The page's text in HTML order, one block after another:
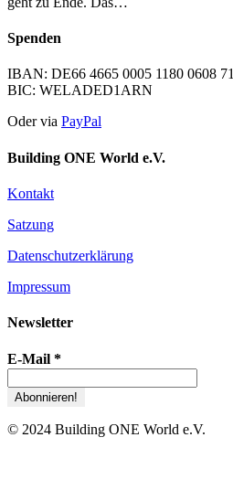
Spenden
IBAN: DE66 4665 0005 1180 0608 71
BIC: WELADED1ARN
Oder via PayPal
Building ONE World e.V.
Kontakt
Satzung
Datenschutzerklärung
Impressum
Newsletter
E-Mail *
© 2024 Building ONE World e.V.